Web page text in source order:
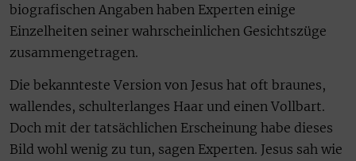
biografischen Angaben haben Experten einige
Einzelheiten seiner wahrscheinlichen Gesichtszüge
zusammengetragen.
Die bekannteste Version von Jesus hat oft braunes,
wallendes, schulterlanges Haar und einen Vollbart.
Doch mit der tatsächlichen Erscheinung habe dieses
Bild wohl wenig zu tun, sagen Experten. Jesus sah wie